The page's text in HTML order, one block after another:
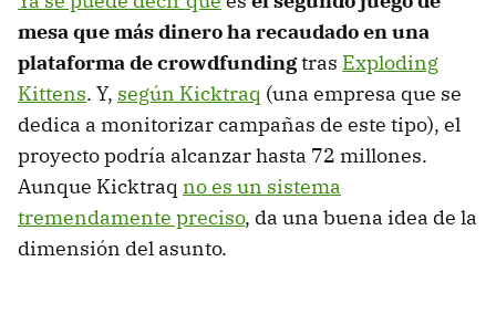
mesa que más dinero ha recaudado en una
plataforma de crowdfundingtras Exploding
Kittens. Y, según Kicktraq (una empresa que se
dedica a monitorizar campañas de este tipo), el
proyecto podría alcanzar hasta 72 millones.
Aunque Kicktraq no es un sistema
tremendamente preciso, da una buena idea de la
dimensión del asunto.